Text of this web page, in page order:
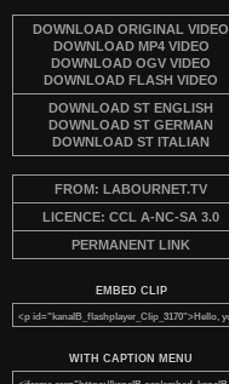
DOWNLOAD ORIGINAL VIDEO
DOWNLOAD MP4 VIDEO
DOWNLOAD OGV VIDEO
DOWNLOAD FLASH VIDEO
DOWNLOAD ST ENGLISH
DOWNLOAD ST GERMAN
DOWNLOAD ST ITALIAN
FROM: LABOURNET.TV
LICENCE: CCL A-NC-SA 3.0
PERMANENT LINK
EMBED CLIP
WITH CAPTION MENU